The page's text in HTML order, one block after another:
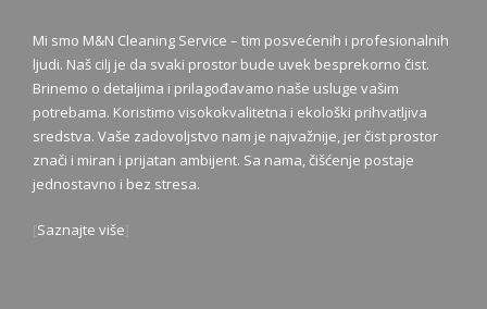
Mi smo M&N Cleaning Service – tim posvećenih i profesionalnih
ljudi. Naš cilj je da svaki prostor bude uvek besprekorno čist.
Brinemo o detaljima i prilagođavamo naše usluge vašim
potrebama. Koristimo visokokvalitetna i ekološki prihvatljiva
sredstva. Vaše zadovoljstvo nam je najvažnije, jer čist prostor
znači i miran i prijatan ambijent. Sa nama, čišćenje postaje
jednostavno i bez stresa.
Saznajte više